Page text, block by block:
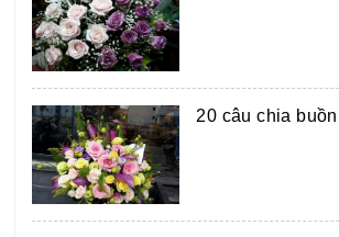
20 câu chia buồn